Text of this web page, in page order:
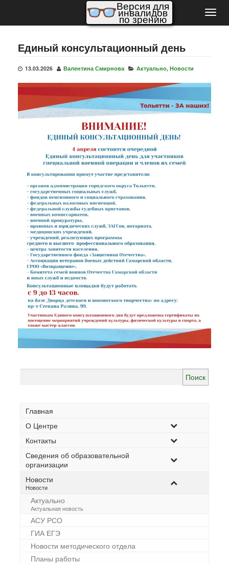
Версия для
инвалидов
по зрению
Единый консультационный день
13.03.2026 Валентина Смирнова Актуально, Новости
Найти:
Главная
О Центре
Контакты
Сведения об образовательной
организации
Новости
–
Новости
Актуально
–
Актуальная новость
АСУ РСО
ГИА ЕГЭ
Новости методического отдела
Планы работы